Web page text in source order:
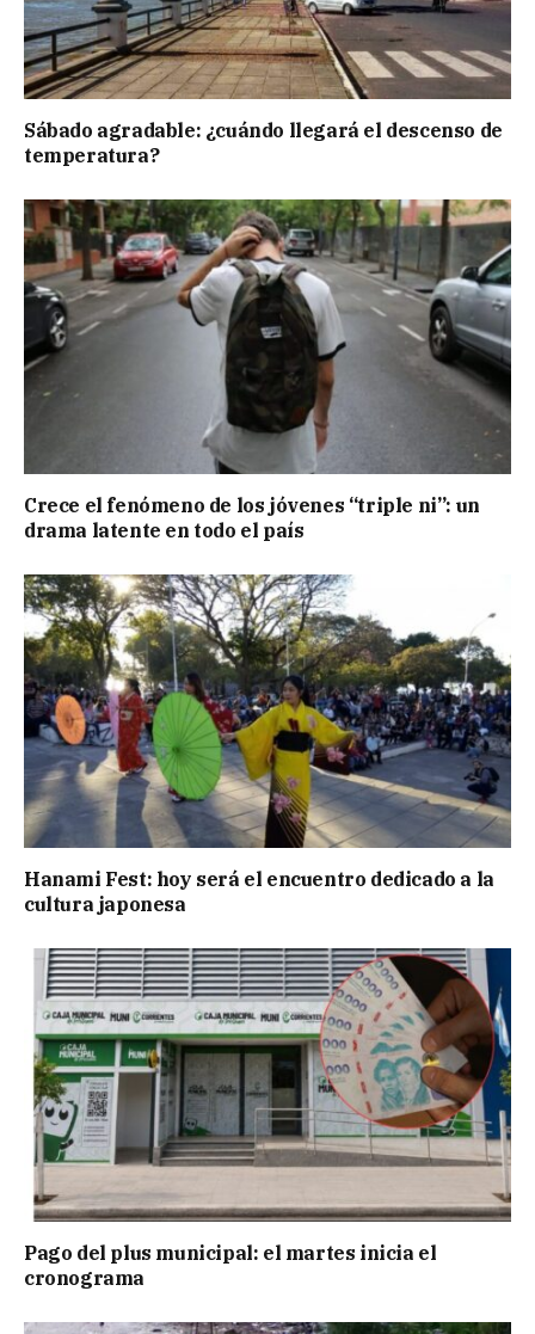
Sábado agradable: ¿cuándo llegará el descenso de
temperatura?
Crece el fenómeno de los jóvenes “triple ni”: un
drama latente en todo el país
Hanami Fest: hoy será el encuentro dedicado a la
cultura japonesa
Pago del plus municipal: el martes inicia el
cronograma